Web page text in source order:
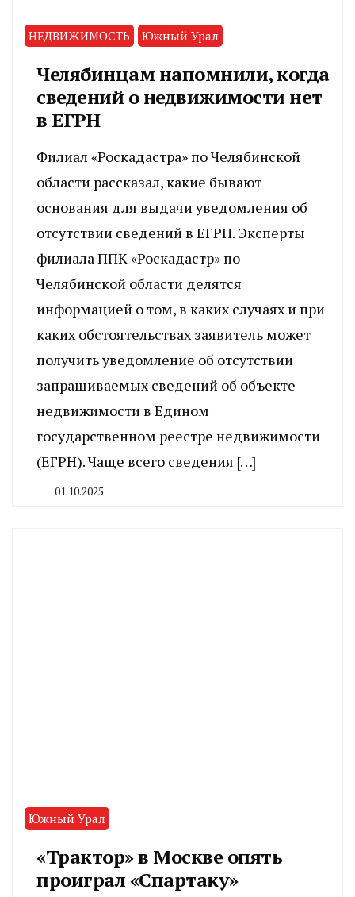
НЕДВИЖИМОСТЬ Южный Урал
Челябинцам напомнили, когда
сведений о недвижимости нет
в ЕГРН
Филиал «Роскадастра» по Челябинской
области рассказал, какие бывают
основания для выдачи уведомления об
отсутствии сведений в ЕГРН. Эксперты
филиала ППК «Роскадастр» по
Челябинской области делятся
информацией о том, в каких случаях и при
каких обстоятельствах заявитель может
получить уведомление об отсутствии
запрашиваемых сведений об объекте
недвижимости в Едином
государственном реестре недвижимости
(ЕГРН). Чаще всего сведения […]
01.10.2025
Южный Урал
«Трактор» в Москве опять
проиграл «Спартаку»